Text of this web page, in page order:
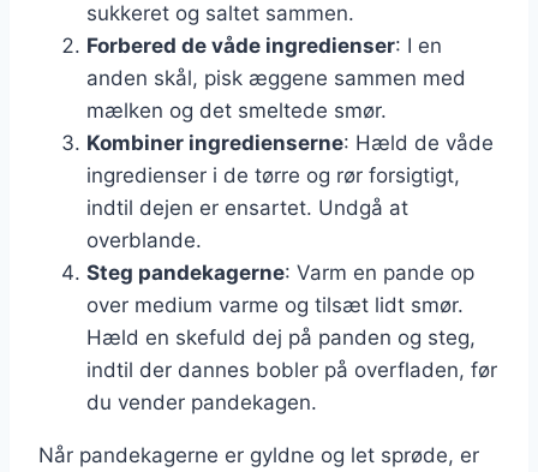
sukkeret og saltet sammen.
Forbered de våde ingredienser: I en
anden skål, pisk æggene sammen med
mælken og det smeltede smør.
Kombiner ingredienserne: Hæld de våde
ingredienser i de tørre og rør forsigtigt,
indtil dejen er ensartet. Undgå at
overblande.
Steg pandekagerne: Varm en pande op
over medium varme og tilsæt lidt smør.
Hæld en skefuld dej på panden og steg,
indtil der dannes bobler på overfladen, før
du vender pandekagen.
Når pandekagerne er gyldne og let sprøde, er